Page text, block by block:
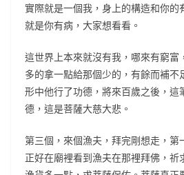
實際就是一個我，身上的構造和你的
就是你有病，大家想看看。
這世界上本來就沒有我，哪來有窮富
多的拿一點給那個少的，有餘而補不
形中他行了功德，將來百歲之後，這
德，這是菩薩大慈大悲。
第三個，來個漁夫，拜完剛想走，第
正好在廟裡看到漁夫在那裡拜佛，祈